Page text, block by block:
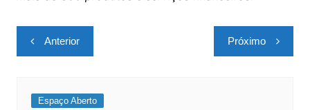
Navegação
de
Anterior Próximo
Espaço Aberto